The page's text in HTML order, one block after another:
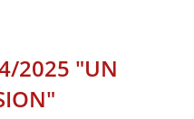
2025 "UN